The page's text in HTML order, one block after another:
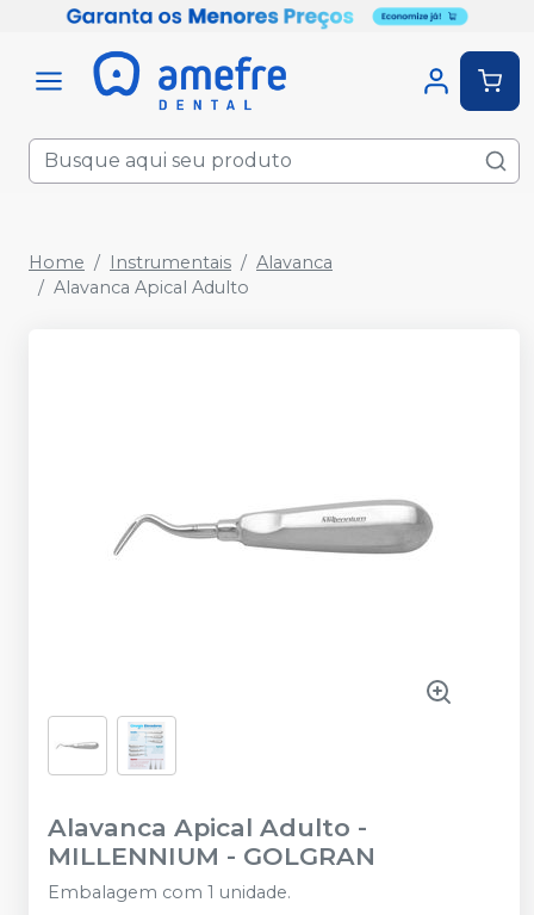
Home Instrumentais
Alavanca
Alavanca Apical Adulto
Alavanca Apical Adulto -
MILLENNIUM - GOLGRAN
Embalagem com 1 unidade.